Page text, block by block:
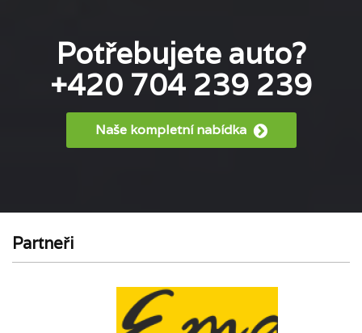
Potřebujete auto?
+420 704 239 239
Naše kompletní nabídka
Partneři